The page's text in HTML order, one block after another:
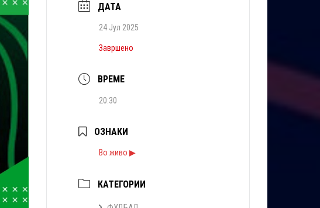
ДАТА
24 Јул 2025
Завршено
ВРЕМЕ
20:30
ОЗНАКИ
Во живо ▶
КАТЕГОРИИ